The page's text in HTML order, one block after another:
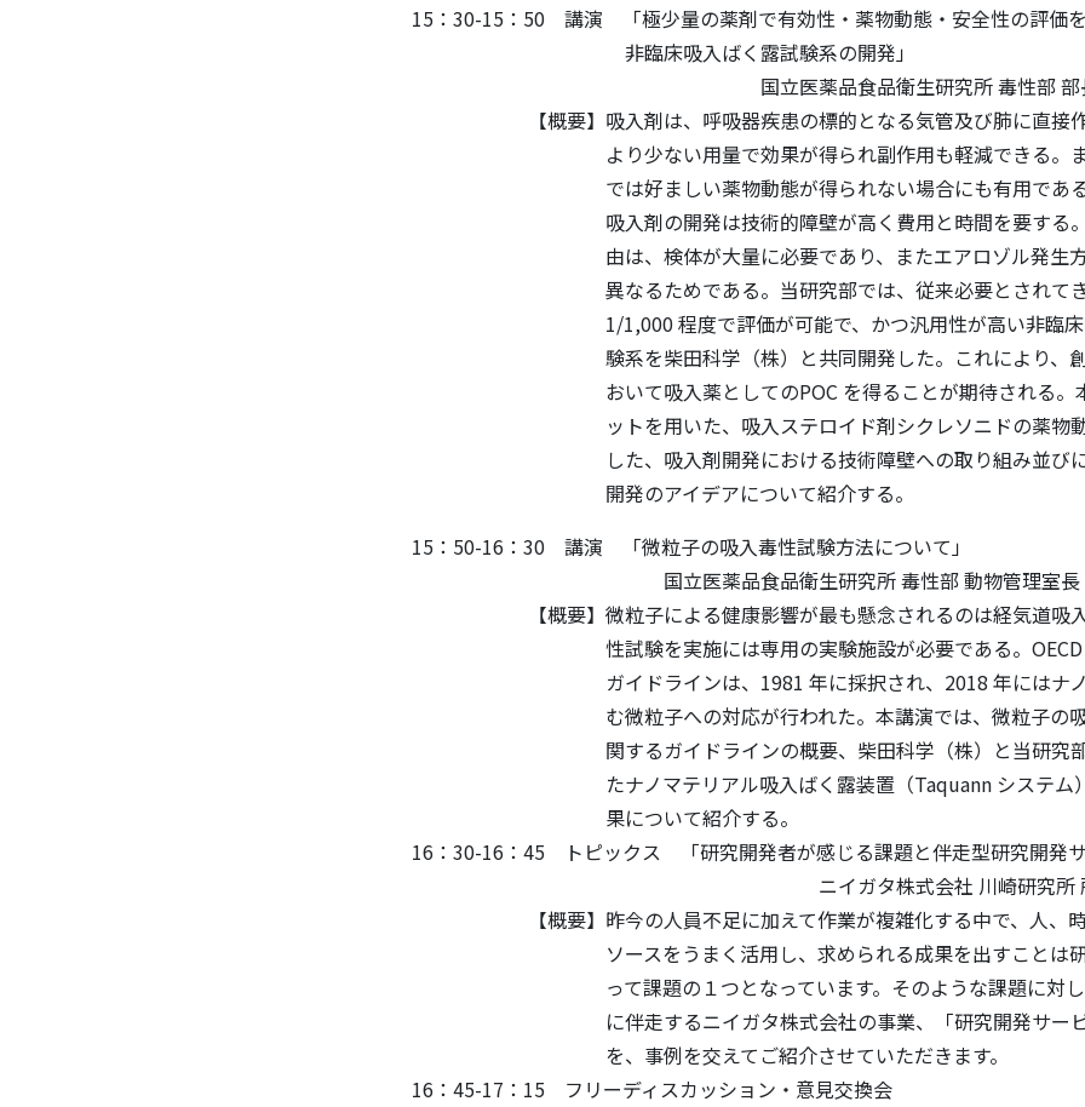
15：30-15：50 講演 「極少量の薬剤で有効性・薬物動態・安全性の評価
非臨床吸入ばく露試験系の開発」
国立医薬品食品衛生研究所 毒性部 部長 北
【概要】吸入剤は、呼吸器疾患の標的となる気管及び肺に直接作
より少ない用量で効果が得られ副作用も軽減できる。ま
では好ましい薬物動態が得られない場合にも有用である。
吸入剤の開発は技術的障壁が高く費用と時間を要する。
由は、検体が大量に必要であり、またエアロゾル発生方法
異なるためである。当研究部では、従来必要とされてき
1/1,000 程度で評価が可能で、かつ汎用性が高い非臨床吸
験系を柴田科学（株）と共同開発した。これにより、創薬
おいて吸入薬としてのPOC を得ることが期待される。本
ットを用いた、吸入ステロイド剤シクレソニドの薬物動態
した、吸入剤開発における技術障壁への取り組み並びに、
開発のアイデアについて紹介する。
15：50-16：30 講演 「微粒子の吸入毒性試験方法について」
国立医薬品食品衛生研究所 毒性部 動物管理室長 高
【概要】微粒子による健康影響が最も懸念されるのは経気道吸入
性試験を実施には専用の実験施設が必要である。OECD の
ガイドラインは、1981 年に採択され、2018 年にはナノマ
む微粒子への対応が行われた。本講演では、微粒子の吸入
関するガイドラインの概要、柴田科学（株）と当研究部に
たナノマテリアル吸入ばく露装置（Taquann システム）
果について紹介する。
16：30-16：45 トピックス 「研究開発者が感じる課題と伴走型研究開発サ
ニイガタ株式会社 川崎研究所 所長 橋
【概要】昨今の人員不足に加えて作業が複雑化する中で、人、時
ソースをうまく活用し、求められる成果を出すことは研究
って課題の１つとなっています。そのような課題に対して
に伴走するニイガタ株式会社の事業、「研究開発サービ
を、事例を交えてご紹介させていただきます。
16：45-17：15 フリーディスカッション・意見交換会